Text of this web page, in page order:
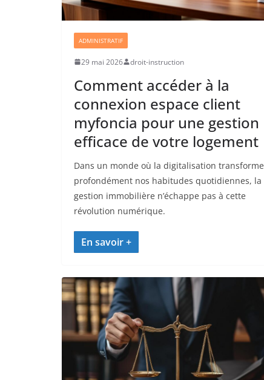
ADMINISTRATIF
29 mai 2026 droit-instruction
Comment accéder à la
connexion espace client
myfoncia pour une gestion
efficace de votre logement
Dans un monde où la digitalisation transforme
profondément nos habitudes quotidiennes, la
gestion immobilière n’échappe pas à cette
révolution numérique.